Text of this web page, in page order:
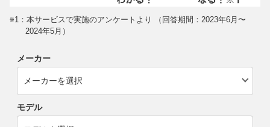
※1：本サービスで実施のアンケートより （回答期間：2023年6月〜
2024年5月）
メーカー
モデル